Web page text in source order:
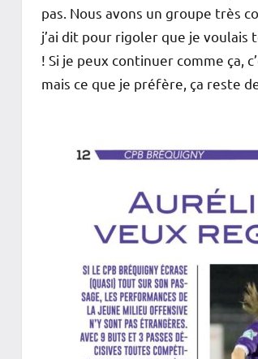
pas. Nous avons un groupe très
j’ai dit pour rigoler que je
! Si je peux continuer comme ça,
mais ce que je préfère, ça reste